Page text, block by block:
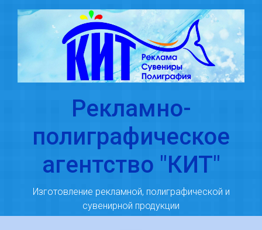
Skip to main content
Рекламно-
полиграфическое
агентство "КИТ"
Изготовление рекламной, полиграфической и
сувенирной продукции